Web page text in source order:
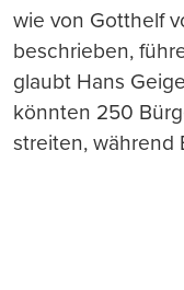
wie von Gotthelf
beschrieben,
glaubt Hans
könnten 250
streiten, während